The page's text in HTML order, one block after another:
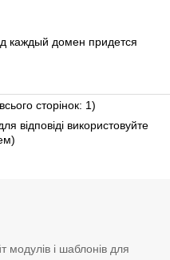
каждый домен придется
сторінок: 1)
відповіді використовуйте
і шаблонів для